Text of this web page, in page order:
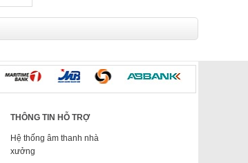
THÔNG TIN HỖ TRỢ
Hệ thống âm thanh nhà
xưởng